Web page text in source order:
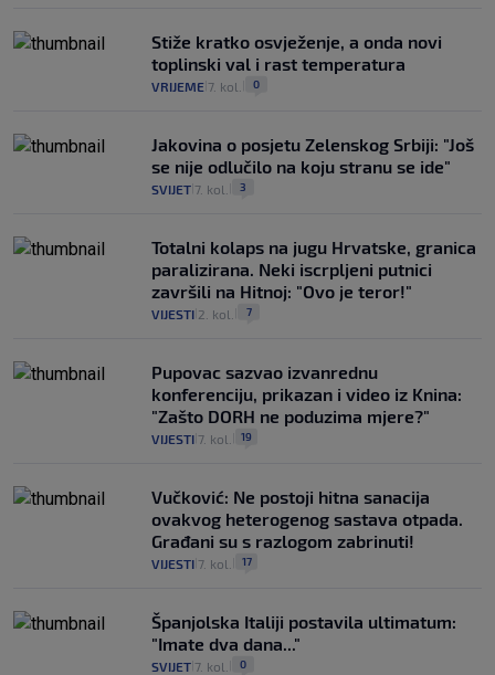
Stiže kratko osvježenje, a onda novi
toplinski val i rast temperatura
VRIJEME 7. kol. 0
Jakovina o posjetu Zelenskog Srbiji: "Još
se nije odlučilo na koju stranu se ide"
SVIJET 7. kol. 3
Totalni kolaps na jugu Hrvatske, granica
paralizirana. Neki iscrpljeni putnici
završili na Hitnoj: "Ovo je teror!"
VIJESTI 2. kol. 7
Pupovac sazvao izvanrednu
konferenciju, prikazan i video iz Knina:
"Zašto DORH ne poduzima mjere?"
VIJESTI 7. kol. 19
Vučković: Ne postoji hitna sanacija
ovakvog heterogenog sastava otpada.
Građani su s razlogom zabrinuti!
VIJESTI 7. kol. 17
Španjolska Italiji postavila ultimatum:
"Imate dva dana..."
SVIJET 7. kol. 0